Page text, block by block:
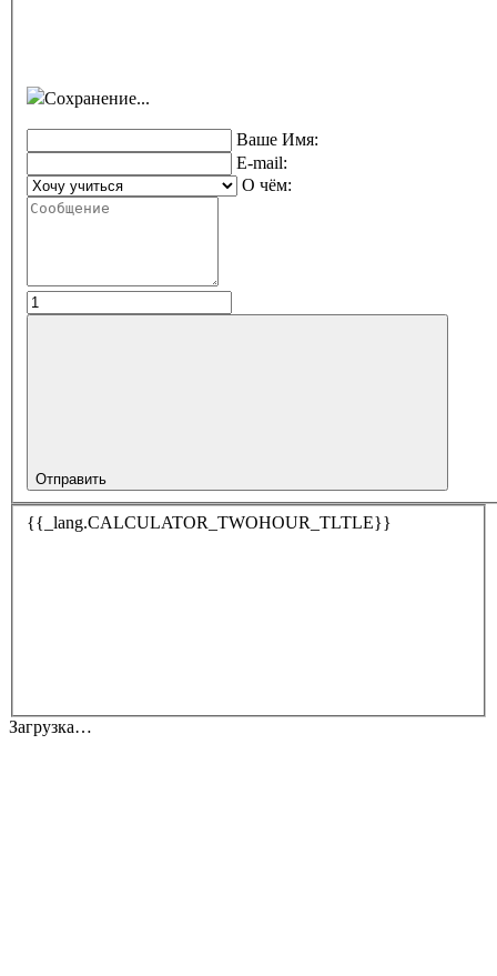
Сохранение...
Ваше Имя:
E-mail:
О чём:
Отправить
{{_lang.CALCULATOR_TWOHOUR_TLTLE}}
Загрузка…